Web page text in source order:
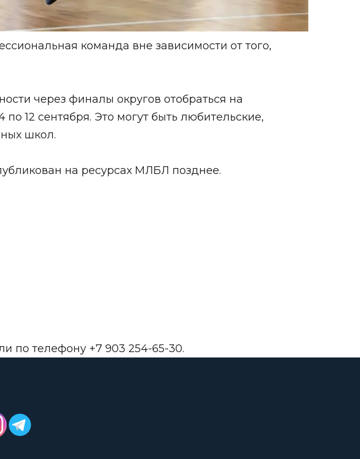
команда вне зависимости от того,
через финалы округов отобраться на
12 сентября. Это могут быть любительские,
школ.
на ресурсах МЛБЛ позднее.
по телефону +7 903 254-65-30.